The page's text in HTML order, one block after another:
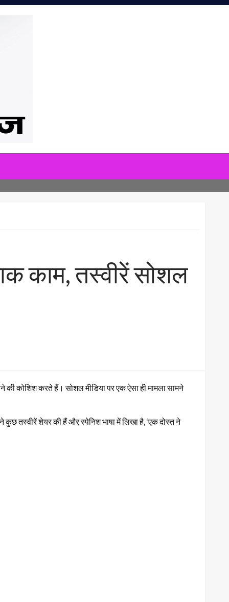
काम, तस्वीरें सोशल
कोशिश करते हैं। सोशल मीडिया पर एक ऐसा ही मामला सामने
तस्वीरें शेयर की हैं और स्पेनिश भाषा में लिखा है, ‘एक दोस्त ने